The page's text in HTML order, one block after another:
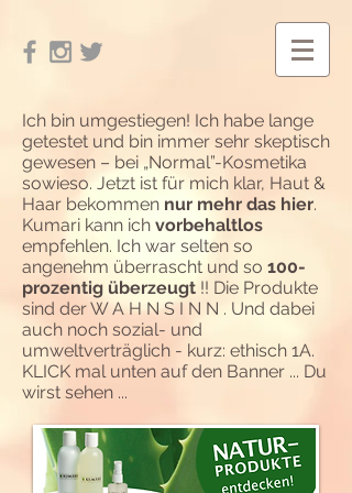
Ich bin umgestiegen! Ich habe lange
getestet und bin immer sehr skeptisch
gewesen – bei „Normal”-Kosmetika
sowieso. Jetzt ist für mich klar, Haut &
Haar bekommen nur mehr das hier.
Kumari kann ich vorbehaltlos
empfehlen. Ich war selten so
angenehm überrascht und so 100-
prozentig überzeugt !! Die Produkte
sind der W A H N S I N N . Und dabei
auch noch sozial- und
umweltverträglich - kurz: ethisch 1A.
KLICK mal unten auf den Banner ... Du
wirst sehen ...